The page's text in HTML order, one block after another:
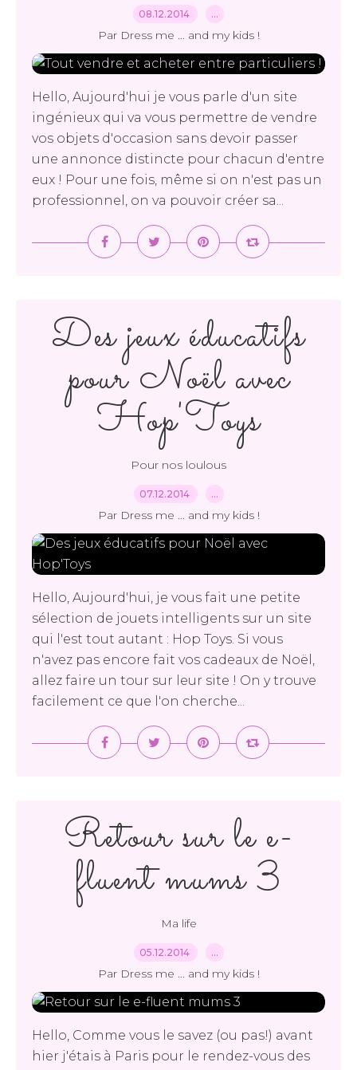
08.12.2014 …
Par Dress me ... and my kids !
Hello, Aujourd'hui je vous parle d'un site
ingénieux qui va vous permettre de vendre
vos objets d'occasion sans devoir passer
une annonce distincte pour chacun d'entre
eux ! Pour une fois, même si on n'est pas un
professionnel, on va pouvoir créer sa...
Des jeux éducatifs
pour Noël avec
Hop'Toys
Pour nos loulous
07.12.2014 …
Par Dress me ... and my kids !
Hello, Aujourd'hui, je vous fait une petite
sélection de jouets intelligents sur un site
qui l'est tout autant : Hop Toys. Si vous
n'avez pas encore fait vos cadeaux de Noël,
allez faire un tour sur leur site ! On y trouve
facilement ce que l'on cherche...
Retour sur le e-
fluent mums 3
Ma life
05.12.2014 …
Par Dress me ... and my kids !
Hello, Comme vous le savez (ou pas!) avant
hier j'étais à Paris pour le rendez-vous des